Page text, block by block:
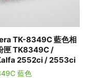
TK-8349C 藍色相
匣 TK8349C /
2552ci / 2553ci
藍色